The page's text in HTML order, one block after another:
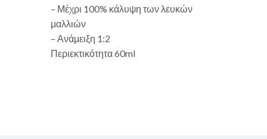
– Μέχρι 100% κάλυψη των λευκών
μαλλιών
– Ανάμειξη 1:2
Περιεκτικότητα 60ml